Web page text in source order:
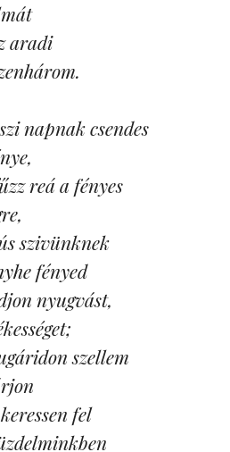
aradi
napnak csendes
reá a fényes
szivünknek
fényed
nyugvást,
szellem
fel